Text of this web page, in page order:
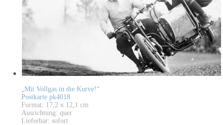
„Mit Vollgas in die Kurve!“
Postkarte pk4018
Format: 17,2 x 12,1 cm
Ausrichtung: quer
Lieferbar: sofort